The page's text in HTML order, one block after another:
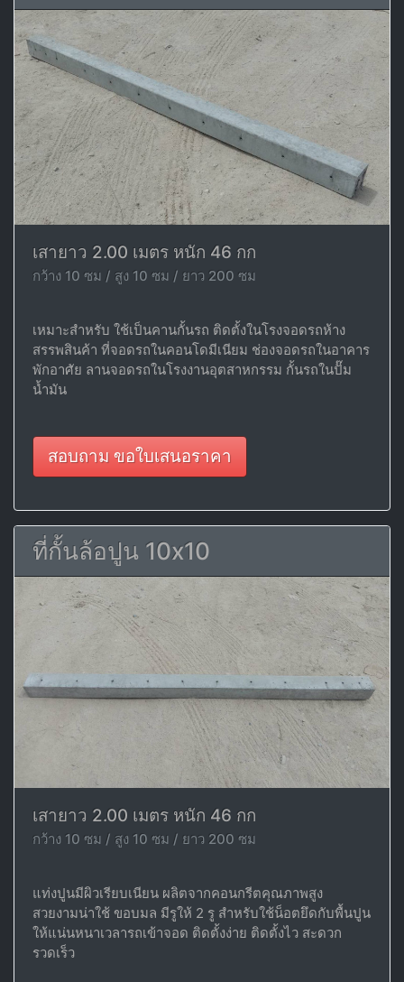
เสายาว 2.00 เมตร หนัก 46 กก
กว้าง 10 ซม / สูง 10 ซม / ยาว 200 ซม
เหมาะสำหรับ ใช้เป็นคานกั้นรถ ติดตั้งในโรงจอดรถห้าง
สรรพสินค้า ที่จอดรถในคอนโดมีเนียม ช่องจอดรถในอาคาร
พักอาศัย ลานจอดรถในโรงงานอุตสาหกรรม กั้นรถในปั๊ม
น้ำมัน
สอบถาม ขอใบเสนอราคา
ที่กั้นล้อปูน 10x10
เสายาว 2.00 เมตร หนัก 46 กก
กว้าง 10 ซม / สูง 10 ซม / ยาว 200 ซม
แท่งปูนมีผิวเรียบเนียน ผลิตจากคอนกรีตคุณภาพสูง
สวยงามน่าใช้ ขอบมล มีรูให้ 2 รู สำหรับใช้น็อตยึดกับพื้นปูน
ให้แน่นหนาเวลารถเข้าจอด ติดตั้งง่าย ติดตั้งไว สะดวก
รวดเร็ว